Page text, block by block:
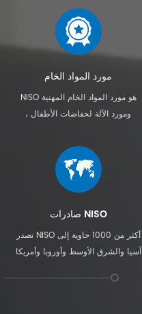
مورد المواد الخام
NISO هو مورد المواد الخام المهنية
ومورد الآلة لحفاضات الأطفال ،
صادرات NISO
تصدر NISO أكثر من 1000 حاوية إلى
آسيا والشرق الأوسط وأوروبا وأمريكا